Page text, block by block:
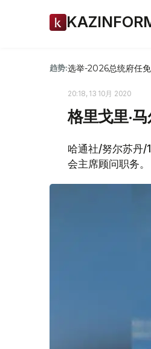
趋势:选举-2026总统府任免
20:18, 13 10月 2020
格里戈里·
哈通社/努尔苏丹/
会主席顾问职务。